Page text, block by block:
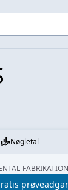
Nøgletal